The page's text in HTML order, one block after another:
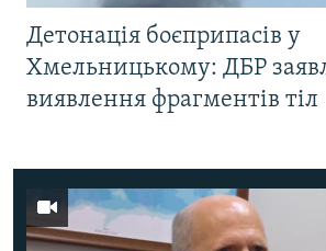
Детонація боєприпасів у
Хмельницькому: ДБР
виявлення фрагментів тіл